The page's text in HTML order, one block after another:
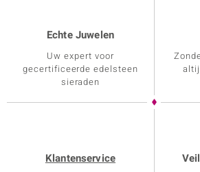
Echte Juwelen
Uw expert voor
gecertificeerde edelsteen
sieraden
Klantenservice